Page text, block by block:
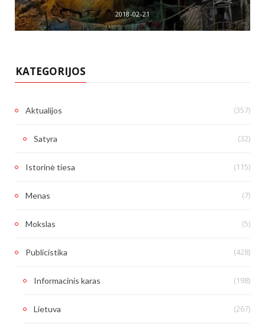
2018-02-21
KATEGORIJOS
Aktualijos (357)
Satyra (32)
Istorinė tiesa (115)
Menas (7)
Mokslas (5)
Publicistika (428)
Informacinis karas (198)
Lietuva (267)